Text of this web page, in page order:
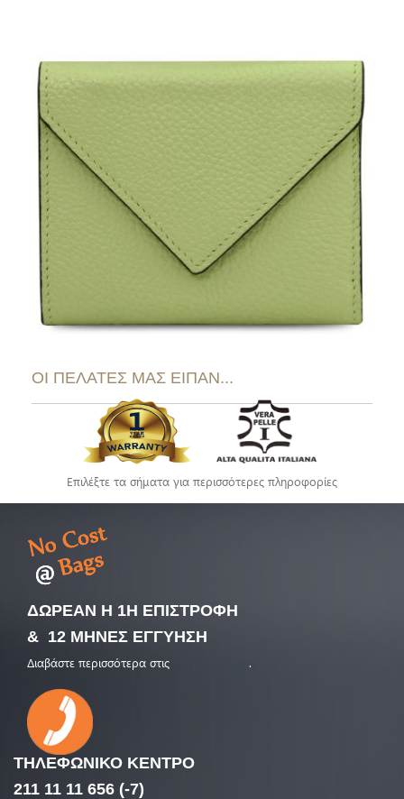
ΟΙ ΠΕΛΑΤΕΣ ΜΑΣ ΕΙΠΑΝ...
Επιλέξτε τα σήματα για περισσότερες πληροφορίες
ΔΩΡΕΑΝ Η 1Η ΕΠΙΣΤΡΟΦΗ
& 12 ΜΗΝΕΣ ΕΓΓΥΗΣΗ
Διαβάστε περισσότερα στις .
ΤΗΛΕΦΩΝΙΚΟ ΚΕΝΤΡΟ
211 11 11 656 (-7)